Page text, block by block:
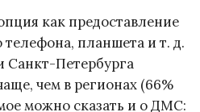
как предоставление
планшета и т. д.
Санкт-Петербурга
чем в регионах (66%
можно сказать и о ДМС: